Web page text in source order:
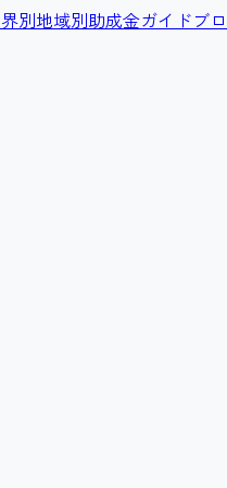
別地域別助成金ガイドブ